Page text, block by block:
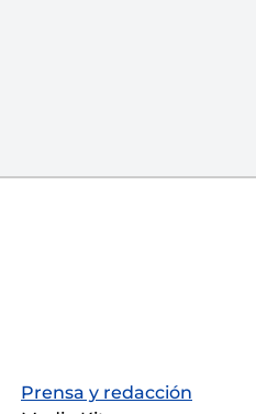
Prensa y redacción